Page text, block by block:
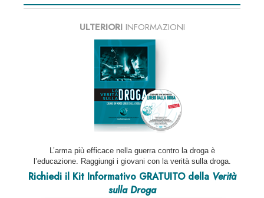
ULTERIORIINFORMAZIONI
L’arma più efficace nella guerra contro la droga è
l’educazione. Raggiungi i giovani con la verità sulla droga.
Richiedi il Kit Informativo GRATUITO della Verità
sulla Droga